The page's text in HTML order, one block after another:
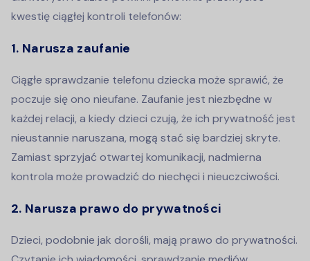
kwestię ciągłej kontroli telefonów:
1. Narusza zaufanie
Ciągłe sprawdzanie telefonu dziecka może sprawić, że
poczuje się ono nieufane. Zaufanie jest niezbędne w
każdej relacji, a kiedy dzieci czują, że ich prywatność jest
nieustannie naruszana, mogą stać się bardziej skryte.
Zamiast sprzyjać otwartej komunikacji, nadmierna
kontrola może prowadzić do niechęci i nieuczciwości.
2. Narusza prawo do prywatności
Dzieci, podobnie jak dorośli, mają prawo do prywatności.